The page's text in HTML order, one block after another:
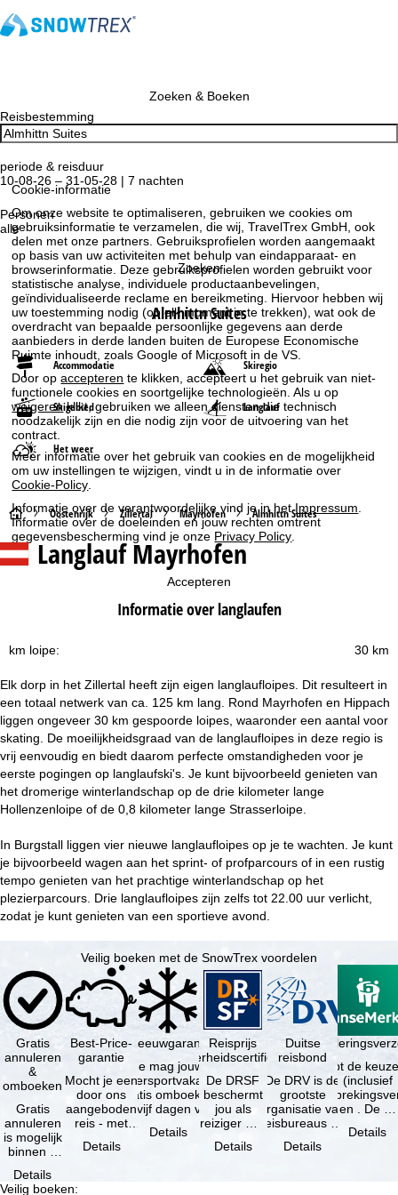
Cookie-informatie
Om onze website te optimaliseren, gebruiken we cookies om
gebruiksinformatie te verzamelen, die wij, TravelTrex GmbH, ook
delen met onze partners. Gebruiksprofielen worden aangemaakt
op basis van uw activiteiten met behulp van eindapparaat- en
browserinformatie. Deze gebruiksprofielen worden gebruikt voor
statistische analyse, individuele productaanbevelingen,
geïndividualiseerde reclame en bereikmeting. Hiervoor hebben wij
uw toestemming nodig (op elk moment in te trekken), wat ook de
overdracht van bepaalde persoonlijke gegevens aan derde
aanbieders in derde landen buiten de Europese Economische
Ruimte inhoudt, zoals Google of Microsoft in de VS.
Door opaccepteren te klikken, accepteert u het gebruik van niet-
functionele cookies en soortgelijke technologieën. Als u op
weigerenklikt, gebruiken we alleen diensten die technisch
noodzakelijk zijn en die nodig zijn voor de uitvoering van het
contract.
Meer informatie over het gebruik van cookies en de mogelijkheid
om uw instellingen te wijzigen, vindt u in de informatie over
Cookie-Policy
Informatie over de verantwoordelijke vind je in hetImpressum
Informatie over de doeleinden en jouw rechten omtrent
gegevensbescherming vind je onze Privacy Policy
Accepteren
Zoeken & Boeken
Reisbestemming
periode & reisduur
10-08-26 – 31-05-28 | 7 nachten
Personen
alle
Zoeken
Almhittn Suites
Accommodatie Skiregio
Skigebied Langlauf
Het weer
S
t
t
a
g
n
a
Oostenrijk Zillertal Mayrhofen Almhittn Suites
Langlauf Mayrhofen
Informatie over langlaufen
30 km
km loipe:
Elk dorp in het Zillertal heeft zijn eigen langlaufloipes. Dit resulteert in
een totaal netwerk van ca. 125 km lang. Rond Mayrhofen en Hippach
liggen ongeveer 30 km gespoorde loipes, waaronder een aantal voor
skating. De moeilijkheidsgraad van de langlaufloipes in deze regio is
vrij eenvoudig en biedt daarom perfecte omstandigheden voor je
eerste pogingen op langlaufski's. Je kunt bijvoorbeeld genieten van
het dromerige winterlandschap op de drie kilometer lange
Hollenzenloipe of de 0,8 kilometer lange Strasserloipe.
In Burgstall liggen vier nieuwe langlaufloipes op je te wachten. Je kunt
je bijvoorbeeld wagen aan het sprint- of profparcours of in een rustig
tempo genieten van het prachtige winterlandschap op het
plezierparcours. Drie langlaufloipes zijn zelfs tot 22.00 uur verlicht,
zodat je kunt genieten van een sportieve avond.
Veilig boeken met de SnowTrex voordelen
Gratis
annuleren
&
omboeken
Gratis
annuleren
is mogelijk
binnen 5
de
Details
Best-Price-
garantie
Mocht je een
door ons
aangeboden
reis - met
beschikbaarheid
Details
Sneeuwgarantie
Je mag jouw
wintersportvakantie
gratis omboeken
als vijf dagen voor
Details
Reisprijs
zekerheidscertificaat
De DRSF
beschermt
jou als
reiziger met
pakketreis
Details
Duitse
reisbond
De DRV is de
grootste
organisatie van
reisbureaus en
in Duitsland. …
Details
Je hebt de
(inclusief
en . De …
Details
Veilig boeken: